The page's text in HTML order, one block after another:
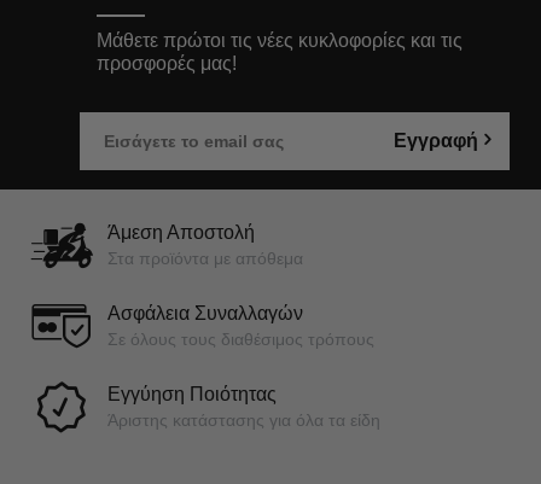
Μάθετε πρώτοι τις νέες κυκλοφορίες και τις
προσφορές μας!
Εγγραφή
Άμεση Αποστολή
Στα προϊόντα με απόθεμα
Ασφάλεια Συναλλαγών
Σε όλους τους διαθέσιμος τρόπους
Εγγύηση Ποιότητας
Άριστης κατάστασης για όλα τα είδη